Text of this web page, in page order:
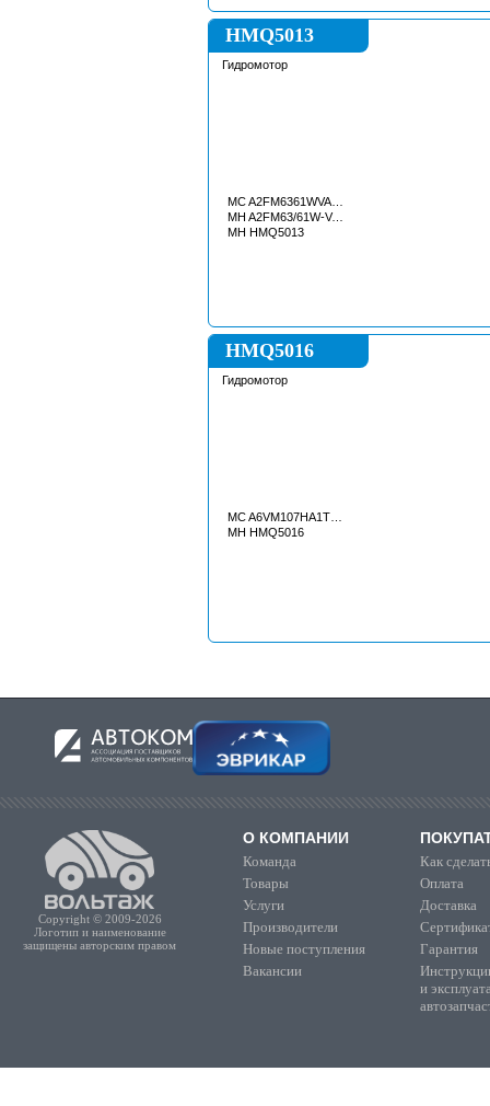
HMQ5013
Гидромотор
MH A2FM63/61W-VAB192J-SK
MH HMQ5013
HMQ5016
Гидромотор
MH HMQ5016
Copyright © 2009-2026
Логотип и наименование
защищены авторским правом
О КОМПАНИИ
Команда
Товары
Услуги
Производители
Новые поступления
Вакансии
Как
Оплата
Доставка
Гарантия
и